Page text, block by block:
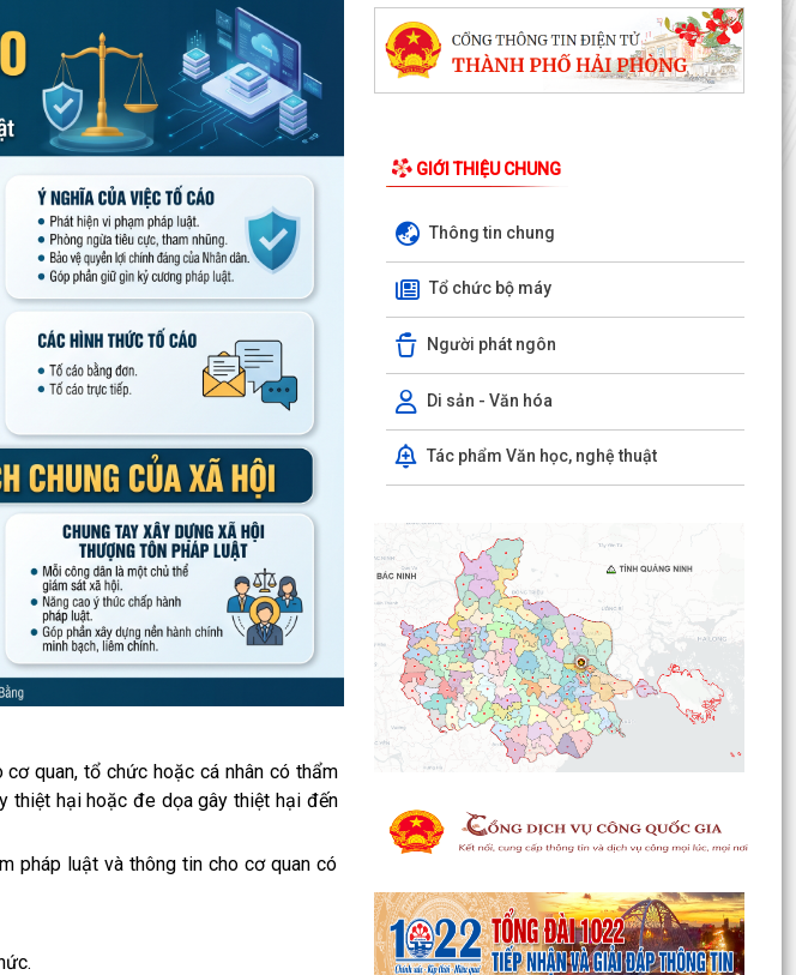
quan, tổ chức hoặc cá nhân có thẩm
thiệt hại hoặc đe dọa gây thiệt hại đến
pháp luật và thông tin cho cơ quan có
GIỚI THIỆU CHUNG
Thông tin chung
Tổ chức bộ máy
Người phát ngôn
Di sản - Văn hóa
Tác phẩm Văn học, nghệ thuật
HỘI NGHỊ TIẾP XÚC CỬ TRI SAU KỲ HỌP
THƯỜNG LỆ GIỮA NĂM 2026 HĐND THÀNH PHỐ
HẢI PHÒNG KHÓA XVII,...
QUÂN ĐẠI THẮNG TẠI GIẢI BÓNG ĐÁ HOA
PHƯỢNG THÀNH PHỐ HẢI...
ĐỘI TUYỂN U10 XÃ NGUYỄN LƯƠNG BẰNG SẴN
SÀNG TRANH TÀI TẠI GIẢI BÓNG ĐÁ HOA
PHƯỢNG THÀNH PHỐ HẢI...